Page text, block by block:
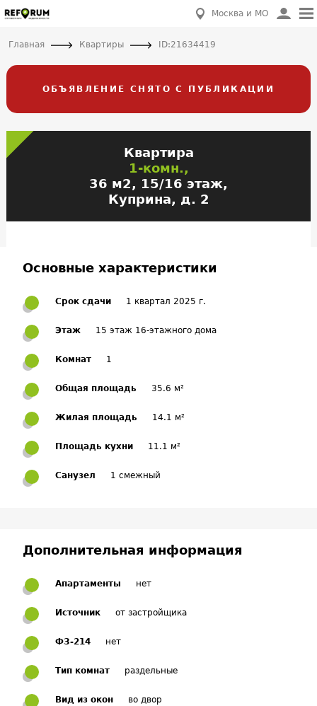
Москва и МО
Главная Квартиры ID:21634419
ОБЪЯВЛЕНИЕ СНЯТО С ПУБЛИКАЦИИ
Квартира
1-комн.,
36 м2, 15/16 этаж,
Куприна, д. 2
Основные характеристики
Срок сдачи 1 квартал 2025 г.
Этаж 15 этаж 16-этажного дома
Комнат 1
Общая площадь 35.6 м²
Жилая площадь 14.1 м²
Площадь кухни 11.1 м²
Санузел 1 смежный
Дополнительная информация
Апартаменты нет
Источник от застройщика
ФЗ-214 нет
Тип комнат раздельные
Вид из окон во двор